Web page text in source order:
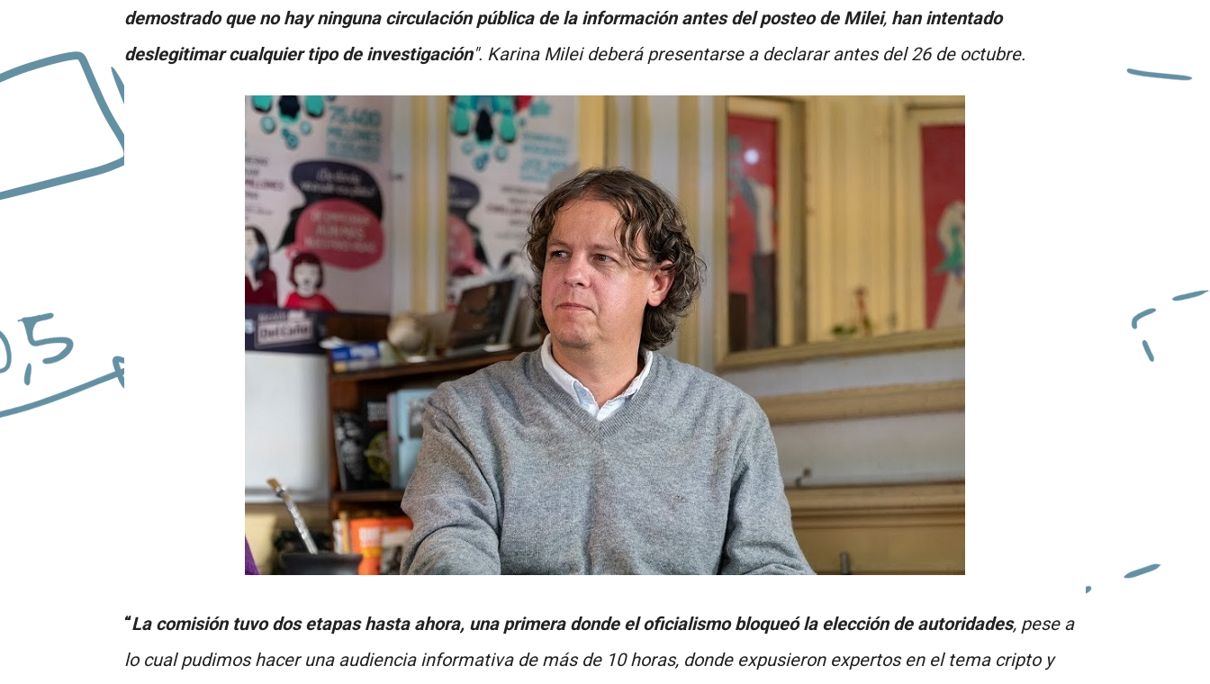
demostrado que no hay ninguna circulación pública de la información antes del posteo de Milei, han intentado
deslegitimar cualquier tipo de investigación". Karina Milei deberá presentarse a declarar antes del 26 de octubre.
“La comisión tuvo dos etapas hasta ahora, una primera donde el oficialismo bloqueó la elección de autoridades, pese a
lo cual pudimos hacer una audiencia informativa de más de 10 horas, donde expusieron expertos en el tema cripto y